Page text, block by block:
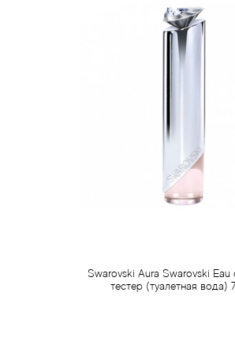
Swarovski Aura Swarovski Eau
тестер (туалетная вода)